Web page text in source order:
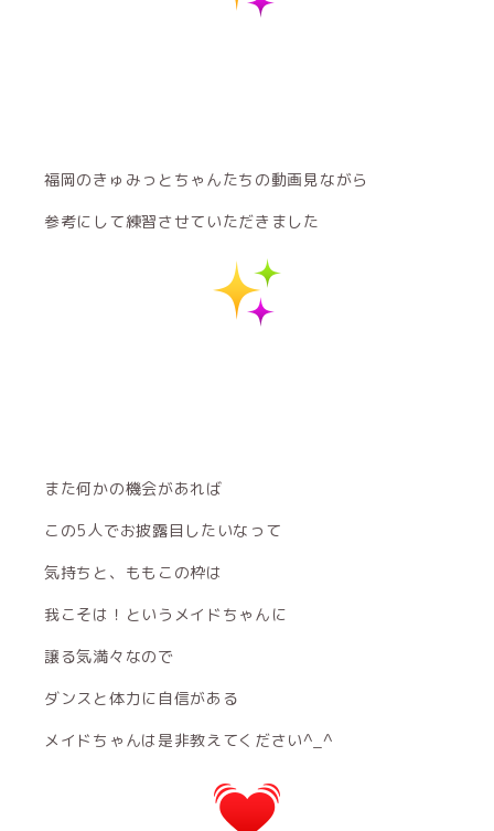
福岡のきゅみっとちゃんたちの動画見ながら
参考にして練習させていただきました
また何かの機会があれば
この5人でお披露目したいなって
気持ちと、ももこの枠は
我こそは！というメイドちゃんに
譲る気満々なので
ダンスと体力に自信がある
メイドちゃんは是非教えてください^_^